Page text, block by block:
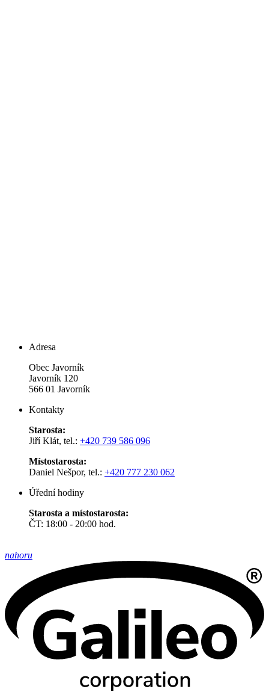
Adresa
Obec Javorník
Javorník 120
566 01 Javorník
Kontakty
Starosta:
Jiří Klát, tel.: +420 739 586 096
Místostarosta:
Daniel Nešpor, tel.: +420 777 230 062
Úřední hodiny
Starosta a místostarosta:
ČT: 18:00 - 20:00 hod.
nahoru